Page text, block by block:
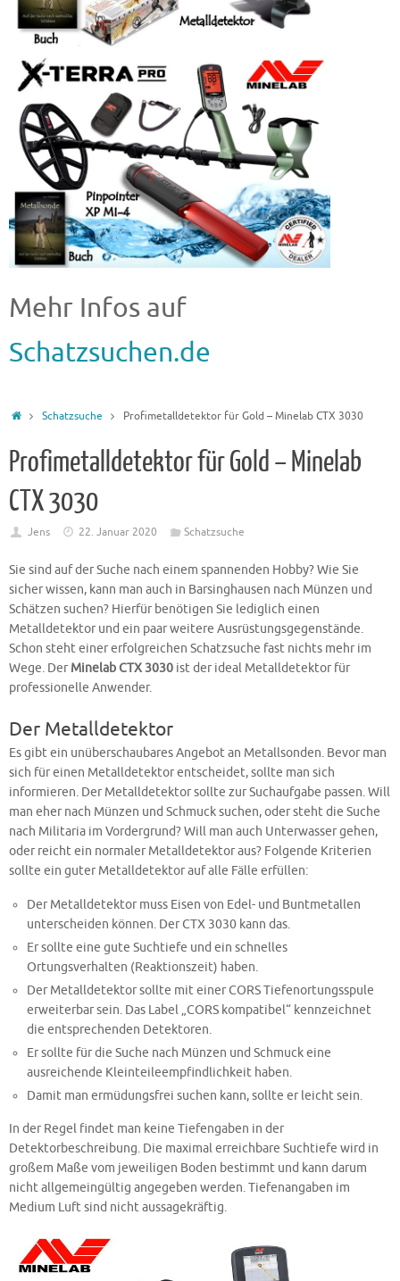
Mehr Infos auf
Schatzsuchen.de
Schatzsuche Profimetalldetektor für Gold – Minelab CTX 3030
Profimetalldetektor für Gold – Minelab
CTX 3030
Jens 22. Januar 2020 Schatzsuche
Sie sind auf der Suche nach einem spannenden Hobby? Wie Sie
sicher wissen, kann man auch in Barsinghausen nach Münzen und
Schätzen suchen? Hierfür benötigen Sie lediglich einen
Metalldetektor und ein paar weitere Ausrüstungsgegenstände.
Schon steht einer erfolgreichen Schatzsuche fast nichts mehr im
Wege. Der Minelab CTX 3030 ist der ideal Metalldetektor für
professionelle Anwender.
Der Metalldetektor
Es gibt ein unüberschaubares Angebot an Metallsonden. Bevor man
sich für einen Metalldetektor entscheidet, sollte man sich
informieren. Der Metalldetektor sollte zur Suchaufgabe passen. Will
man eher nach Münzen und Schmuck suchen, oder steht die Suche
nach Militaria im Vordergrund? Will man auch Unterwasser gehen,
oder reicht ein normaler Metalldetektor aus? Folgende Kriterien
sollte ein guter Metalldetektor auf alle Fälle erfüllen:
Der Metalldetektor muss Eisen von Edel- und Buntmetallen
unterscheiden können. Der CTX 3030 kann das.
Er sollte eine gute Suchtiefe und ein schnelles
Ortungsverhalten (Reaktionszeit) haben.
Der Metalldetektor sollte mit einer CORS Tiefenortungsspule
erweiterbar sein. Das Label „CORS kompatibel“ kennzeichnet
die entsprechenden Detektoren.
Er sollte für die Suche nach Münzen und Schmuck eine
ausreichende Kleinteileempfindlichkeit haben.
Damit man ermüdungsfrei suchen kann, sollte er leicht sein.
In der Regel findet man keine Tiefengaben in der
Detektorbeschreibung. Die maximal erreichbare Suchtiefe wird in
großem Maße vom jeweiligen Boden bestimmt und kann darum
nicht allgemeingültig angegeben werden. Tiefenangaben im
Medium Luft sind nicht aussagekräftig.